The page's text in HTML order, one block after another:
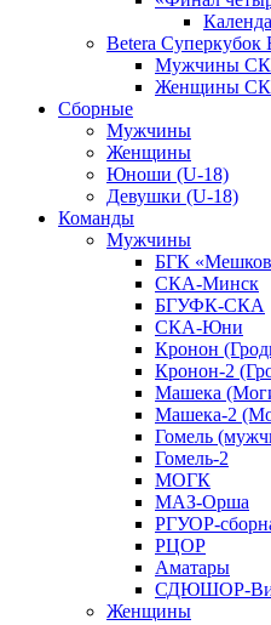
Betera Суперкубок
Мужчины
Женщины
Сборные
Мужчины
Женщины
Юноши (U-18)
Девушки (U-18)
Команды
Мужчины
БГК «Мешков
СКА-Минск
БГУФК-СКА
СКА-Юни
Кронон
Кронон-2
Машека
Машека-2
Гомель
Гомель-2
МОГК
МАЗ-Орша
РГУОР-
РЦОР
Аматары
СДЮШОР-
Женщины